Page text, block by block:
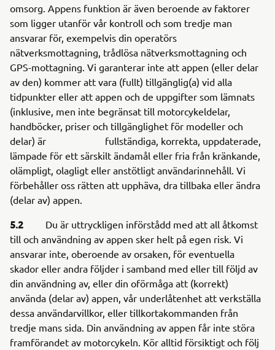
omsorg. Appens funktion är även beroende av faktorer
som ligger utanför vår kontroll och som tredje man
ansvarar för, exempelvis din operatörs
nätverksmottagning, trådlösa nätverksmottagning och
GPS-mottagning. Vi garanterar inte att appen (eller delar
av den) kommer att vara (fullt) tillgänglig(a) vid alla
tidpunkter eller att appen och de uppgifter som lämnats
(inklusive, men inte begränsat till motorcykeldelar,
handböcker, priser och tillgänglighet för modeller och
delar) är fullständiga, korrekta, uppdaterade,
lämpade för ett särskilt ändamål eller fria från kränkande,
olämpligt, olagligt eller anstötligt användarinnehåll. Vi
förbehåller oss rätten att upphäva, dra tillbaka eller ändra
(delar av) appen.
5.2
Du är uttryckligen införstådd med att all åtkomst
till och användning av appen sker helt på egen risk. Vi
ansvarar inte, oberoende av orsaken, för eventuella
skador eller andra följder i samband med eller till följd av
din användning av, eller din oförmåga att (korrekt)
använda (delar av) appen, vår underlåtenhet att verkställa
dessa användarvillkor, eller tillkortakommanden från
tredje mans sida. Din användning av appen får inte störa
framförandet av motorcykeln. Kör alltid försiktigt och följ